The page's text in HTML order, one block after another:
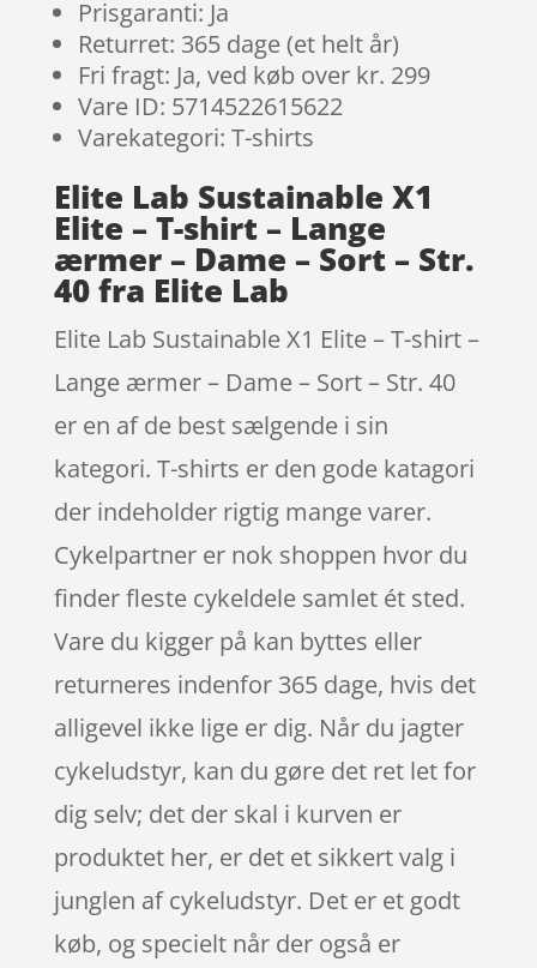
Prisgaranti: Ja
Returret: 365 dage (et helt år)
Fri fragt: Ja, ved køb over kr. 299
Vare ID: 5714522615622
Varekategori: T-shirts
Elite Lab Sustainable X1
Elite – T-shirt – Lange
ærmer – Dame – Sort – Str.
40 fra Elite Lab
Elite Lab Sustainable X1 Elite – T-shirt –
Lange ærmer – Dame – Sort – Str. 40
er en af de best sælgende i sin
kategori. T-shirts er den gode katagori
der indeholder rigtig mange varer.
Cykelpartner er nok shoppen hvor du
finder fleste cykeldele samlet ét sted.
Vare du kigger på kan byttes eller
returneres indenfor 365 dage, hvis det
alligevel ikke lige er dig. Når du jagter
cykeludstyr, kan du gøre det ret let for
dig selv; det der skal i kurven er
produktet her, er det et sikkert valg i
junglen af cykeludstyr. Det er et godt
køb, og specielt når der også er